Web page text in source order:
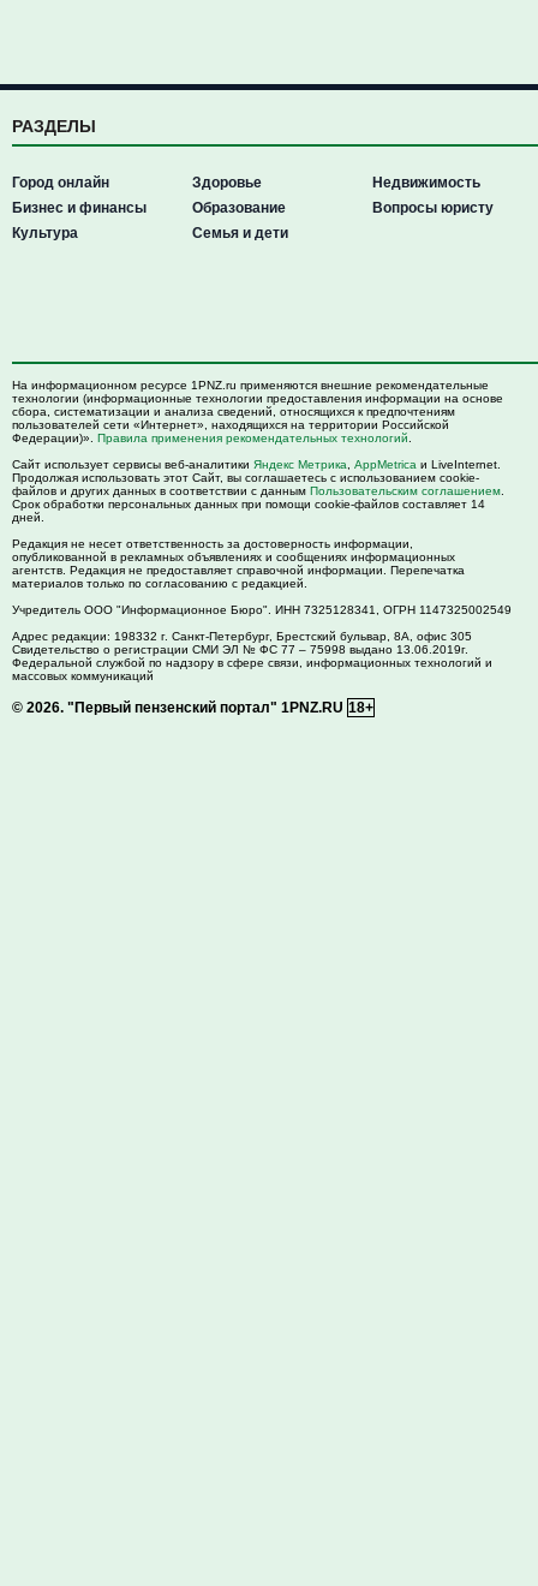
РАЗДЕЛЫ
Город онлайн
Бизнес и финансы
Культура
Здоровье
Образование
Семья и дети
Недвижимость
Вопросы юристу
На информационном ресурсе 1PNZ.ru применяются внешние рекомендательные
технологии (информационные технологии предоставления информации на основе
сбора, систематизации и анализа сведений, относящихся к предпочтениям
пользователей сети «Интернет», находящихся на территории Российской
Федерации)». Правила применения рекомендательных технологий
Сайт использует сервисы веб-аналитики Яндекс Метрика AppMetrica и LiveInternet.
Продолжая использовать этот Сайт, вы соглашаетесь с использованием cookie-
файлов и других данных в соответствии с данным Пользовательским соглашением
Срок обработки персональных данных при помощи cookie-файлов составляет 14
дней.
Редакция не несет ответственность за достоверность информации,
опубликованной в рекламных объявлениях и сообщениях информационных
агентств. Редакция не предоставляет справочной информации. Перепечатка
материалов только по согласованию с редакцией.
Учредитель ООО "Информационное Бюро". ИНН 7325128341, ОГРН 1147325002549
Адрес редакции: 198332 г. Санкт-Петербург, Брестский бульвар, 8А, офис 305
Свидетельство о регистрации СМИ ЭЛ № ФС 77 – 75998 выдано 13.06.2019г.
Федеральной службой по надзору в сфере связи, информационных технологий и
массовых коммуникаций
© 2026. "Первый пензенский портал" 1PNZ.RU 18+